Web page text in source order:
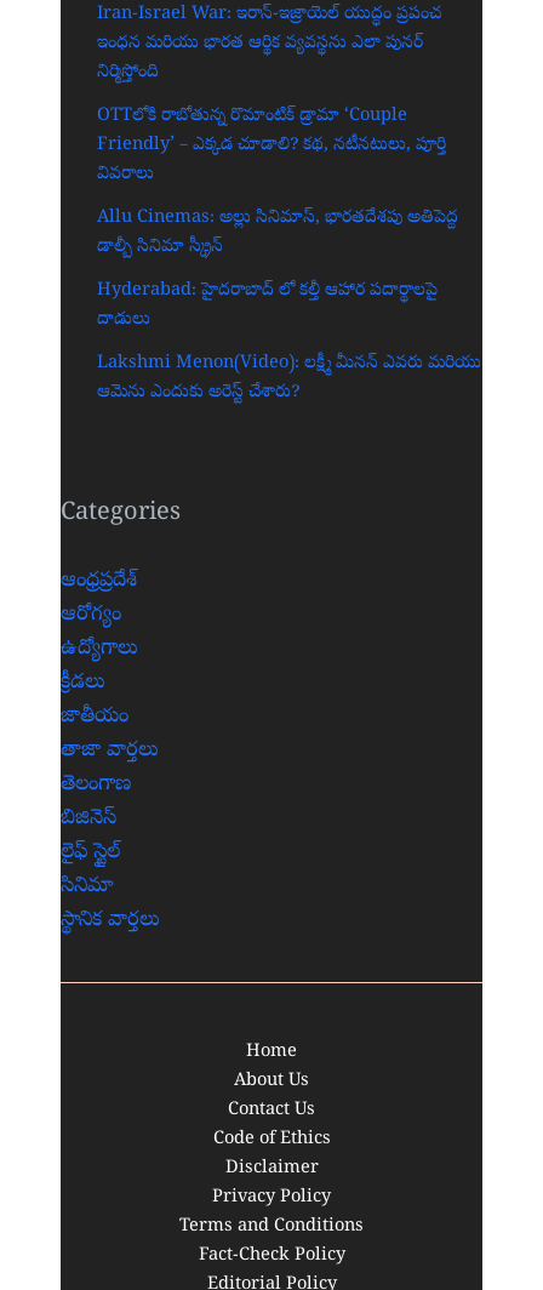
Iran-Israel War: ఇరాన్-ఇజ్రాయెల్ యుద్ధం ప్రపంచ
ఇంధన మరియు భారత ఆర్థిక వ్యవస్థను ఎలా పునర్
నిర్మిస్తోంది
OTTలోకి రాబోతున్న రొమాంటిక్ డ్రామా ‘Couple
Friendly’ – ఎక్కడ చూడాలి? కథ, నటీనటులు, పూర్తి
వివరాలు
Allu Cinemas: అల్లు సినిమాస్, భారతదేశపు అతిపెద్ద
డాల్బీ సినిమా స్క్రీన్‌
Hyderabad: హైదరాబాద్‌ లో కల్తీ ఆహార పదార్థాలపై
దాడులు
Lakshmi Menon(Video): లక్ష్మీ మీనన్ ఎవరు మరియు
ఆమెను ఎందుకు అరెస్ట్ చేశారు?
Categories
ఆంధ్రప్రదేశ్
ఆరోగ్యం
ఉద్యోగాలు
క్రీడలు
జాతీయం
తాజా వార్తలు
తెలంగాణ
బిజినెస్
లైఫ్ స్టైల్
సినిమా
స్థానిక వార్తలు
Home
About Us
Contact Us
Code of Ethics
Disclaimer
Privacy Policy
Terms and Conditions
Fact-Check Policy
Editorial Policy